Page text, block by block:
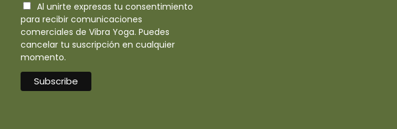
Al unirte expresas tu consentimiento
para recibir comunicaciones
comerciales de Vibra Yoga. Puedes
cancelar tu suscripción en cualquier
momento.